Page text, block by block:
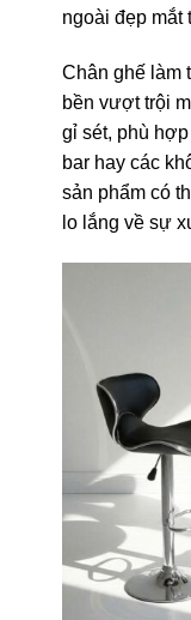
ngoài đẹp mắt
Chân ghế làm
bền vượt trội
gỉ sét, phù
bar hay các
sản phẩm có
lo lắng về sự